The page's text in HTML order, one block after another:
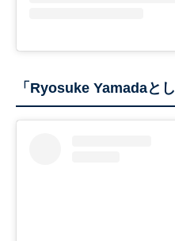
「Ryosuke Yamadaと